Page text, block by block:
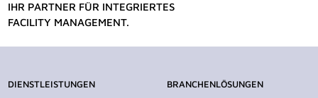
IHR PARTNER FÜR INTEGRIERTES
FACILITY MANAGEMENT.
DIENSTLEISTUNGEN
BRANCHENLÖSUNGEN